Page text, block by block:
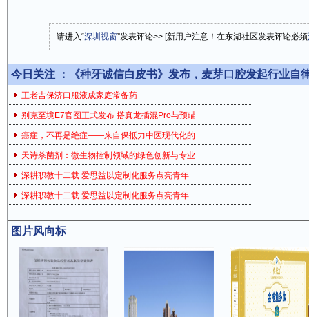
请进入“深圳视窗”发表评论>> [新用户注意！在东湖社区发表评论必须
今日关注 ： 《种牙诚信白皮书》发布，麦芽口腔发起行业自
王老吉保济口服液成家庭常备药
别克至境E7官图正式发布 搭真龙插混Pro与预瞄
癌症，不再是绝症——来自保抵力中医现代化的
天诗杀菌剂：微生物控制领域的绿色创新与专业
深耕职教十二载 爱思益以定制化服务点亮青年
深耕职教十二载 爱思益以定制化服务点亮青年
图片风向标